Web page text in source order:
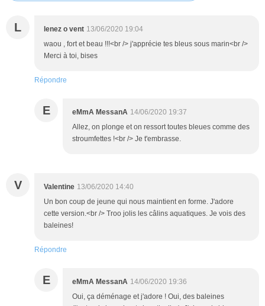
L lenez o vent 13/06/2020 19:04
waou , fort et beau !!!<br /> j'apprécie tes bleus sous marin<br />
Merci à toi, bises
Répondre
E eMmA MessanA 14/06/2020 19:37
Allez, on plonge et on ressort toutes bleues comme des
stroumfettes !<br /> Je t'embrasse.
V Valentine 13/06/2020 14:40
Un bon coup de jeune qui nous maintient en forme. J'adore
cette version.<br /> Troo jolis les câlins aquatiques. Je vois des
baleines!
Répondre
E eMmA MessanA 14/06/2020 19:36
Oui, ça déménage et j'adore ! Oui, des baleines